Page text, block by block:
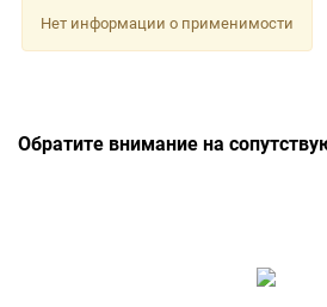
Нет информации о применимости
Обратите внимание на